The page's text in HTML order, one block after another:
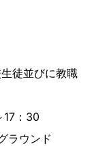
徒並びに教職
：30
ラウンド